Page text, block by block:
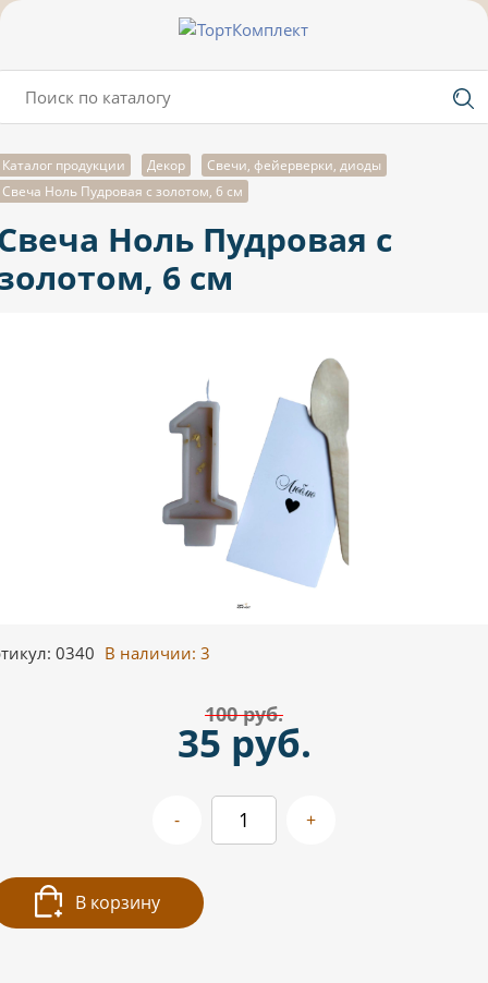
Каталог продукции Декор
Свечи, фейерверки, диоды
Свеча Ноль Пудровая с золотом, 6 см
Ноль Пудровая с
6 см
0340 В наличии: 3
100 руб.
35 руб.
- +
В корзину